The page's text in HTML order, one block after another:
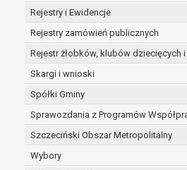
Rejestry i Ewidencje
Rejestry zamówień publicznych
Rejestr żłobków, klubów dziecięcych
Skargi i wnioski
Spółki Gminy
Sprawozdania z Programów
Szczeciński Obszar Metropolitalny
Wybory
sposób
osoba, której
sprzeciw wobec
osoba, której
osobowych,
przetwarzania
podstawy